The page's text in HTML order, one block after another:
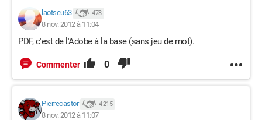
laotseu63 478
8 nov. 2012 à 11:04
PDF, c'est de l'Adobe à la base (sans jeu de mot).
Commenter 0
Pierrecastor 4 215
8 nov. 2012 à 11:07